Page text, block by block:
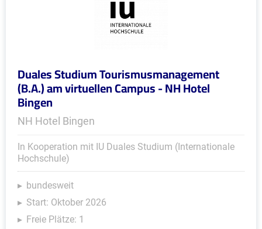
Duales Studium Tourismusmanagement
(B.A.) am virtuellen Campus - NH Hotel
Bingen
NH Hotel Bingen
In Kooperation mit IU Duales Studium (Internationale
Hochschule)
bundesweit
Start: Oktober 2026
Freie Plätze: 1